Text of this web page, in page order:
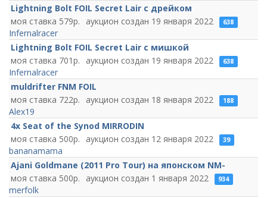
Lightning Bolt FOIL Secret Lair c дрейком
579
19 января 2022 638
Infernalracer
Lightning Bolt FOIL Secret Lair c мишкой
701
19 января 2022 638
Infernalracer
muldrifter FNM FOIL
722
18 января 2022 188
Alex19
4x Seat of the Synod MIRRODIN
500
12 января 2022 39
bananamama
Ajani Goldmane (2011 Pro Tour) на японском NM-
500
1 января 2022 934
merfolk